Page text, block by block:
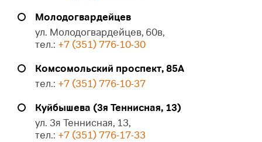
Молодогвардейцев
ул. Молодогвардейцев, 60в,
тел.: +7 (351) 776-10-30
Комсомольский проспект, 85А
тел.: +7 (351) 776-10-37
Куйбышева (3я Теннисная, 13)
ул. 3я Теннисная, 13,
тел.: +7 (351) 776-17-33